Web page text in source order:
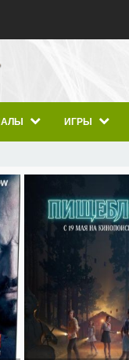
ИГРЫ